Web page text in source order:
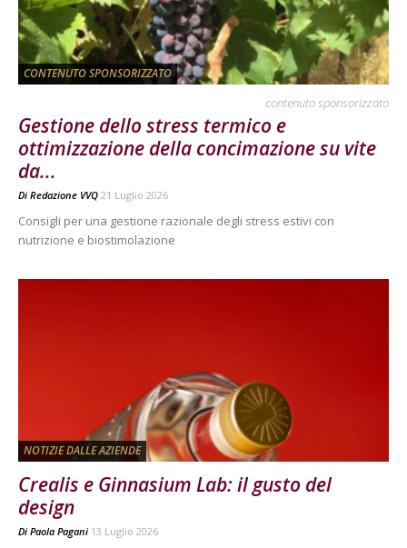
CONTENUTO SPONSORIZZATO
contenuto sponsorizzato
Gestione dello stress termico e
ottimizzazione della concimazione su vite
da...
Di Redazione VVQ 21 Luglio 2026
Consigli per una gestione razionale degli stress estivi con
nutrizione e biostimolazione
NOTIZIE DALLE AZIENDE
Crealis e Ginnasium Lab: il gusto del
design
Di Paola Pagani 13 Luglio 2026